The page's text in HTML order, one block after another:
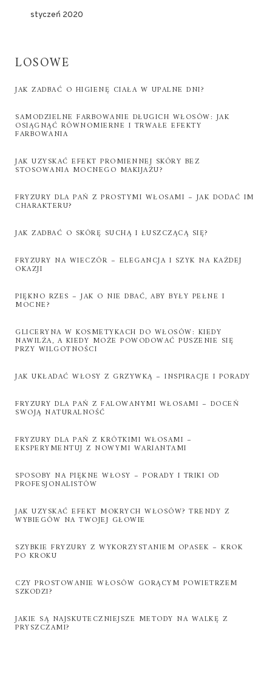
styczeń 2020
LOSOWE
JAK ZADBAĆ O HIGIENĘ CIAŁA W UPALNE DNI?
SAMODZIELNE FARBOWANIE DŁUGICH WŁOSÓW: JAK
OSIĄGNĄĆ RÓWNOMIERNE I TRWAŁE EFEKTY
FARBOWANIA
JAK UZYSKAĆ EFEKT PROMIENNEJ SKÓRY BEZ
STOSOWANIA MOCNEGO MAKIJAŻU?
FRYZURY DLA PAŃ Z PROSTYMI WŁOSAMI – JAK DODAĆ IM
CHARAKTERU?
JAK ZADBAĆ O SKÓRĘ SUCHĄ I ŁUSZCZĄCĄ SIĘ?
FRYZURY NA WIECZÓR – ELEGANCJA I SZYK NA KAŻDEJ
OKAZJI
PIĘKNO RZES – JAK O NIE DBAĆ, ABY BYŁY PEŁNE I
MOCNE?
GLICERYNA W KOSMETYKACH DO WŁOSÓW: KIEDY
NAWILŻA, A KIEDY MOŻE POWODOWAĆ PUSZENIE SIĘ
PRZY WILGOTNOŚCI
JAK UKŁADAĆ WŁOSY Z GRZYWKĄ – INSPIRACJE I PORADY
FRYZURY DLA PAŃ Z FALOWANYMI WŁOSAMI – DOCEŃ
SWOJĄ NATURALNOŚĆ
FRYZURY DLA PAŃ Z KRÓTKIMI WŁOSAMI –
EKSPERYMENTUJ Z NOWYMI WARIANTAMI
SPOSOBY NA PIĘKNE WŁOSY – PORADY I TRIKI OD
PROFESJONALISTÓW
JAK UZYSKAĆ EFEKT MOKRYCH WŁOSÓW? TRENDY Z
WYBIEGÓW NA TWOJEJ GŁOWIE
SZYBKIE FRYZURY Z WYKORZYSTANIEM OPASEK – KROK
PO KROKU
CZY PROSTOWANIE WŁOSÓW GORĄCYM POWIETRZEM
SZKODZI?
JAKIE SĄ NAJSKUTECZNIEJSZE METODY NA WALKĘ Z
PRYSZCZAMI?